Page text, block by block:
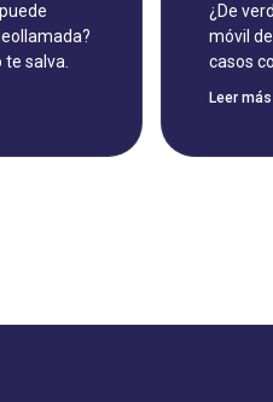
te salva.
¿De
móvil
casos
Leer